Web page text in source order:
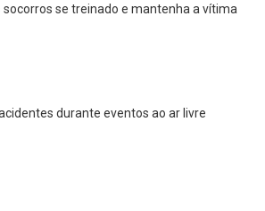
se treinado e mantenha a vítima